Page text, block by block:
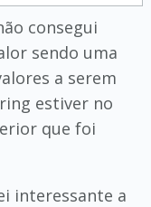
consegui
sendo uma
a serem
estiver no
que foi
interessante a